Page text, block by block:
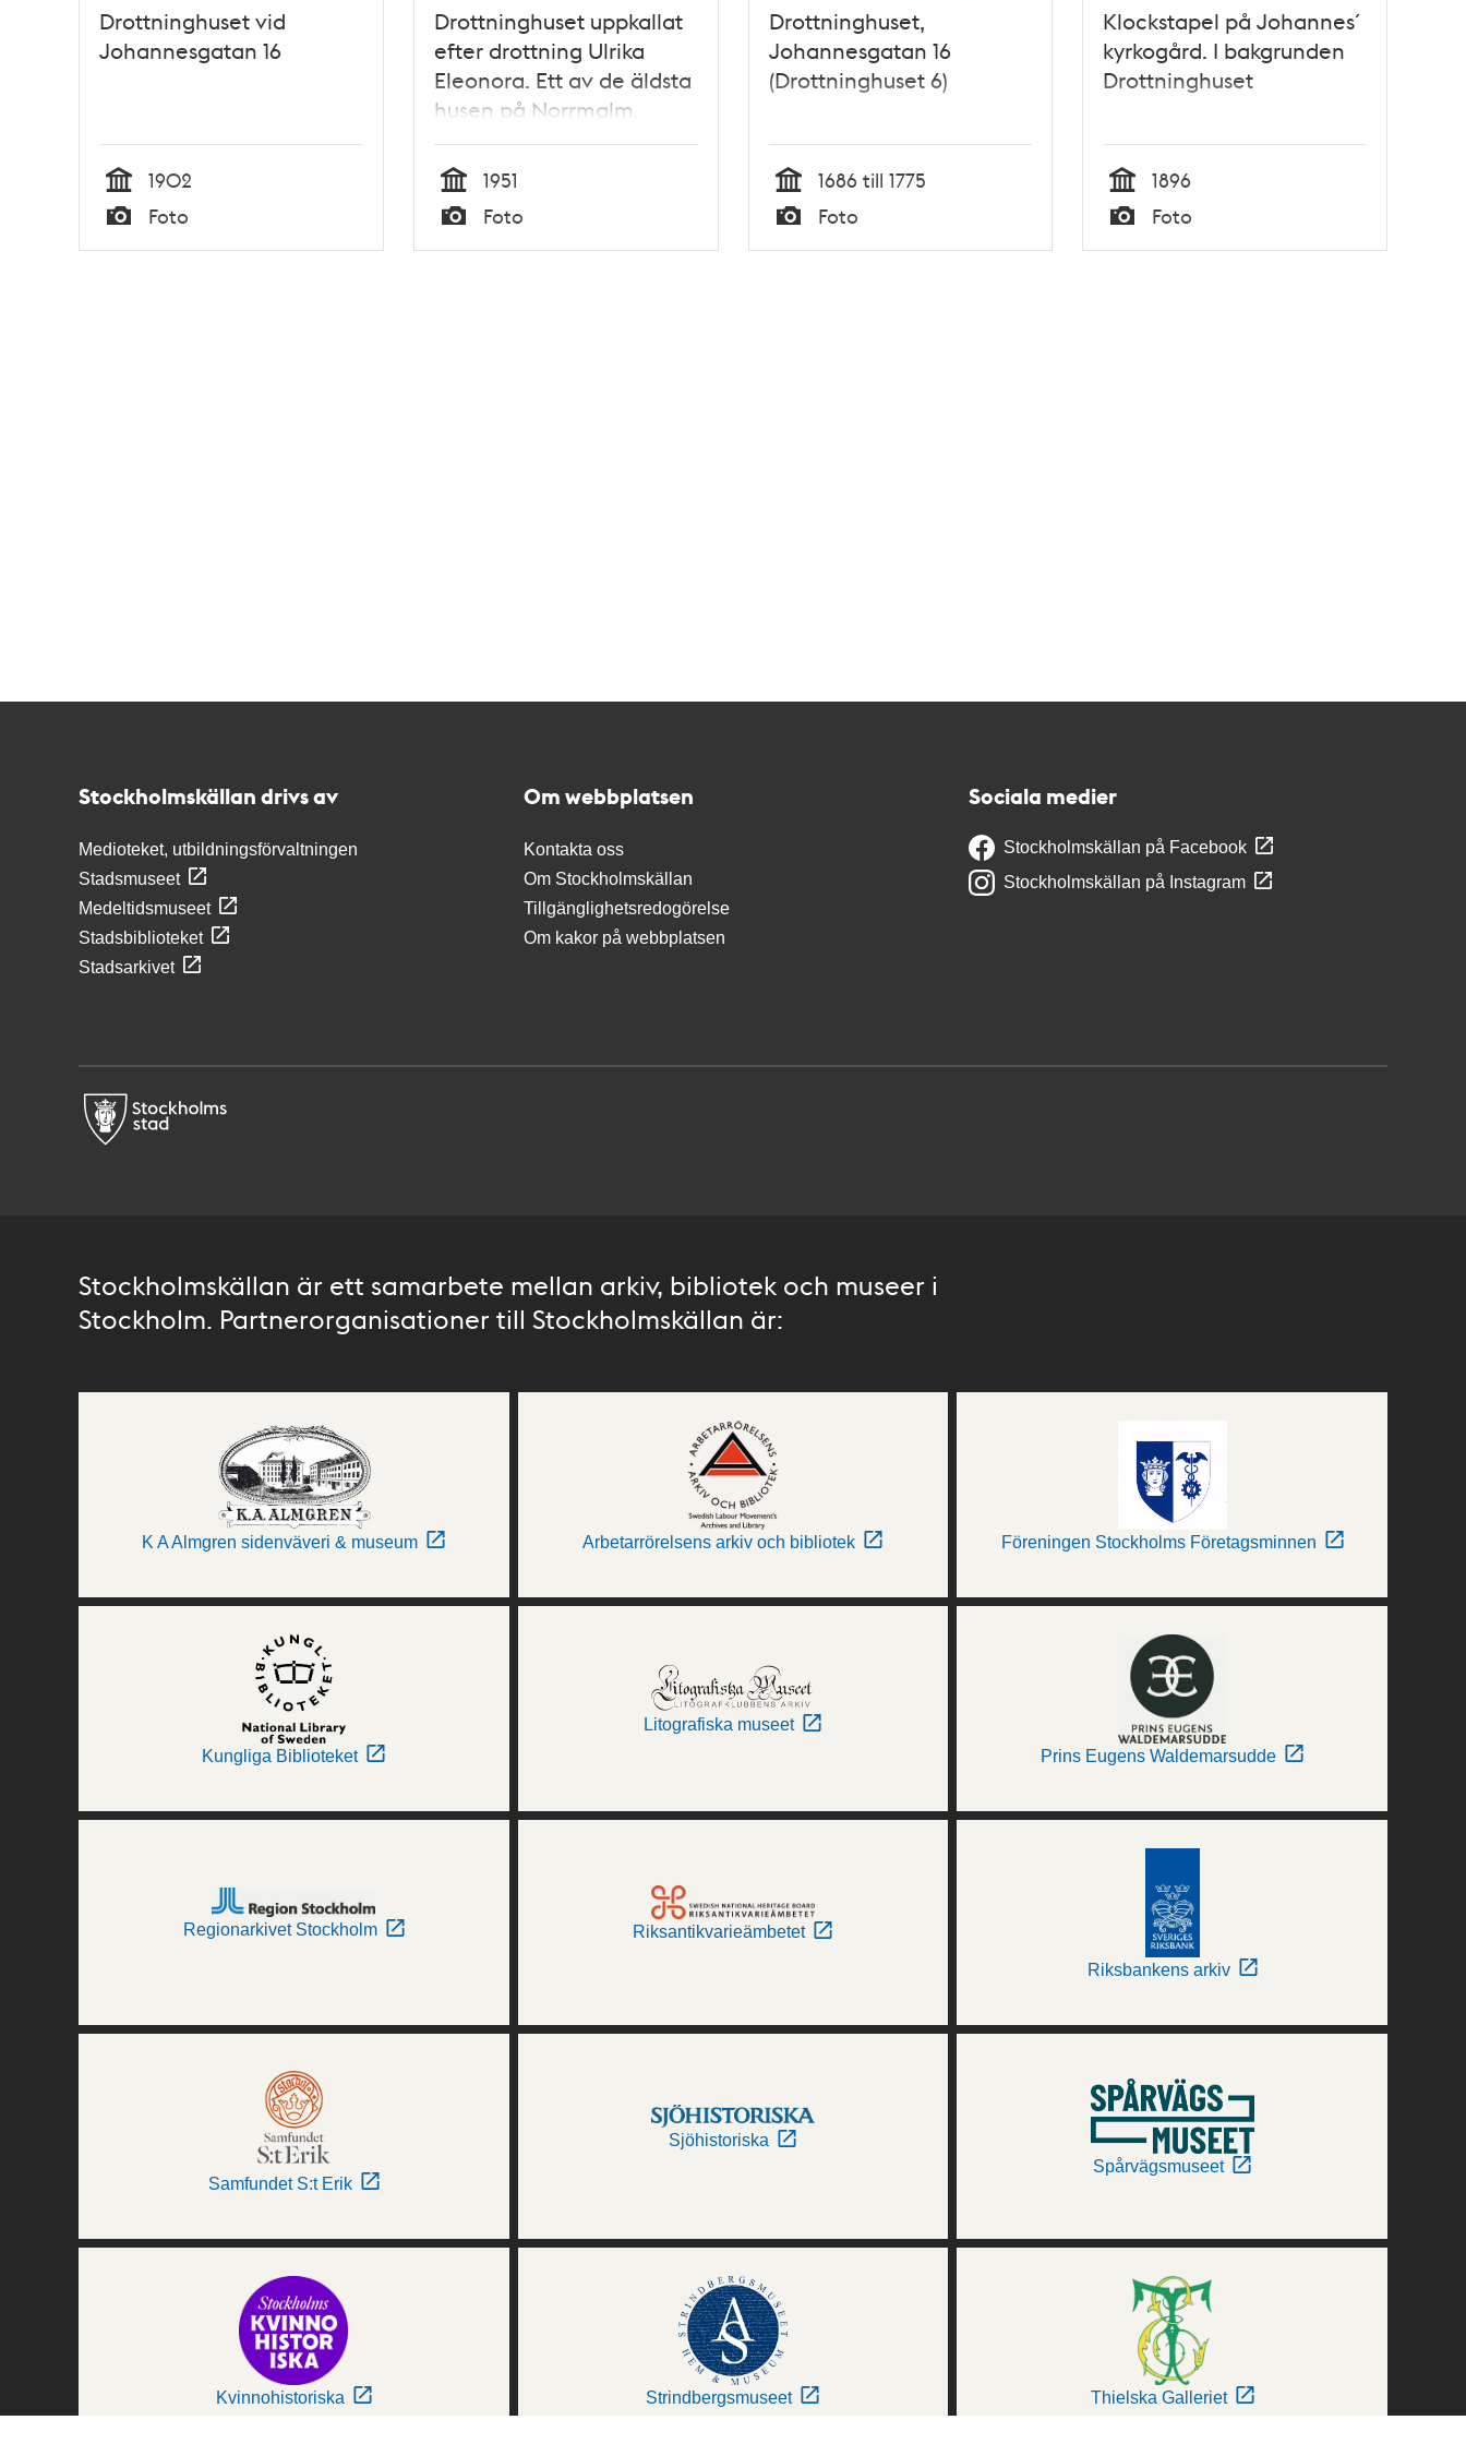
Drottninghuset vid
Johannesgatan 16
Tid
1902
Typ
Foto
Drottninghuset uppkallat
efter drottning Ulrika
Eleonora. Ett av de äldsta
husen på Norrmalm,
byggt 1687
Tid
1951
Typ
Foto
Drottninghuset,
Johannesgatan 16
(Drottninghuset 6)
Tid
1686 till 1775
Typ
Foto
Klockstapel på Johannes´
kyrkogård. I bakgrunden
Drottninghuset
Tid
1896
Typ
Foto
Stockholmskällan drivs av
Medioteket, utbildningsförvaltningen
Stadsmuseet
Medeltidsmuseet
Stadsbiblioteket
Stadsarkivet
Om webbplatsen
Kontakta oss
Om Stockholmskällan
Tillgänglighetsredogörelse
Om kakor på webbplatsen
Sociala medier
Stockholmskällan på Facebook
Stockholmskällan på Instagram
Stockholmskällan är ett samarbete mellan arkiv, bibliotek och museer i
Stockholm. Partnerorganisationer till Stockholmskällan är:
K A Almgren sidenväveri & museum Arbetarrörelsens arkiv och bibliotek Föreningen Stockholms Företagsminnen
Kungliga Biblioteket
Litografiska museet
Prins Eugens Waldemarsudde
Regionarkivet Stockholm Riksantikvarieämbetet
Riksbankens arkiv
Samfundet S:t Erik
Sjöhistoriska
Spårvägsmuseet
Kvinnohistoriska Strindbergsmuseet Thielska Galleriet